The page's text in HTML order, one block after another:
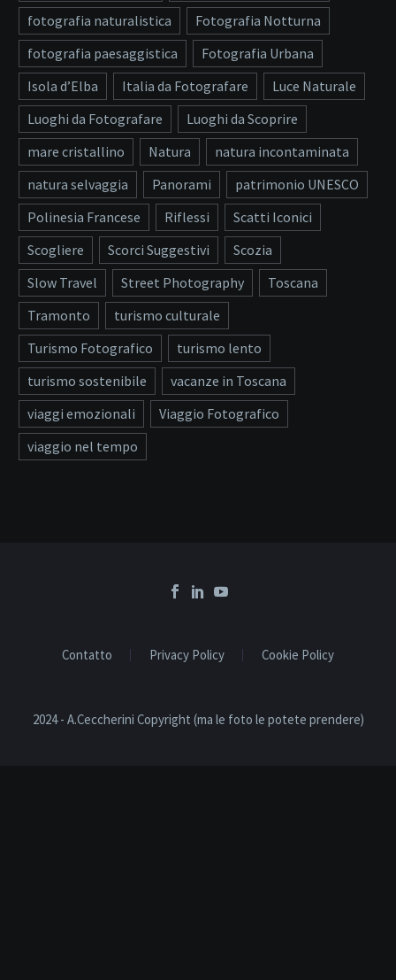
fotografia naturalistica
Fotografia Notturna
fotografia paesaggistica
Fotografia Urbana
Isola d’Elba
Italia da Fotografare
Luce Naturale
Luoghi da Fotografare
Luoghi da Scoprire
mare cristallino
Natura
natura incontaminata
natura selvaggia
Panorami
patrimonio UNESCO
Polinesia Francese
Riflessi
Scatti Iconici
Scogliere
Scorci Suggestivi
Scozia
Slow Travel
Street Photography
Toscana
Tramonto
turismo culturale
Turismo Fotografico
turismo lento
turismo sostenibile
vacanze in Toscana
viaggi emozionali
Viaggio Fotografico
viaggio nel tempo
Contatto Privacy Policy Cookie Policy
2024 - A.Ceccherini Copyright (ma le foto le potete prendere)